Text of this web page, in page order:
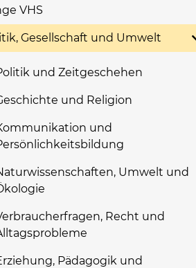
VHS
Gesellschaft und Umwelt
und Zeitgeschehen
und Religion
und
Umwelt und
Recht und
Pädagogik und